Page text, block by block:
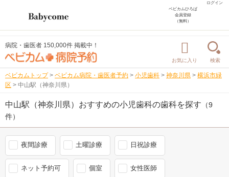
ログイン
ベビカムひろば
会員登録
（無料）
病院・歯医者 150,000件 掲載中！
お気に入り 検索
ベビカムトップ > ベビカム病院・歯医者予約 > 小児歯科 > 神奈川県 > 横浜市緑
区 > 中山駅（神奈川県）
中山駅（神奈川県）おすすめの小児歯科の歯科を探す （9
件）
夜間診療 土曜診療 日祝診療
ネット予約可 個室 女性医師